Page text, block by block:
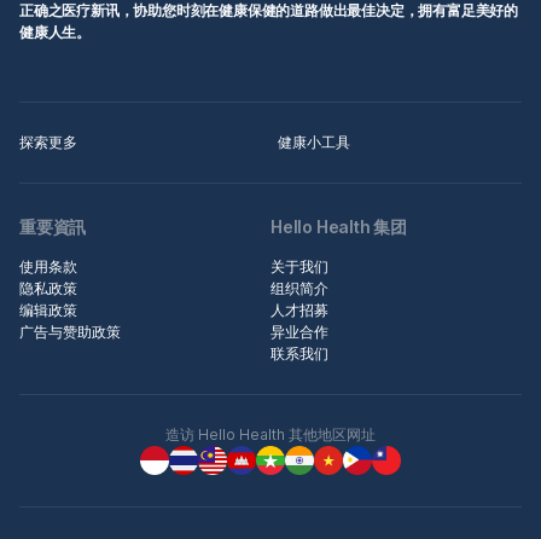
正确之医疗新讯，协助您时刻在健康保健的道路做出最佳决定，拥有富足美好的
健康人生。
探索更多 健康小工具
重要資訊
使用条款
隐私政策
编辑政策
广告与赞助政策
Hello Health 集团
关于我们
组织简介
人才招募
异业合作
联系我们
造访 Hello Health 其他地区网址